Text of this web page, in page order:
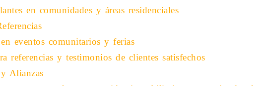
en comunidades y áreas residenciales
eventos comunitarios y ferias
referencias y testimonios de clientes satisfechos
Alianzas